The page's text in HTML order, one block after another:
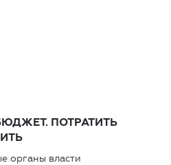
ПОТРАТИТЬ
органы власти